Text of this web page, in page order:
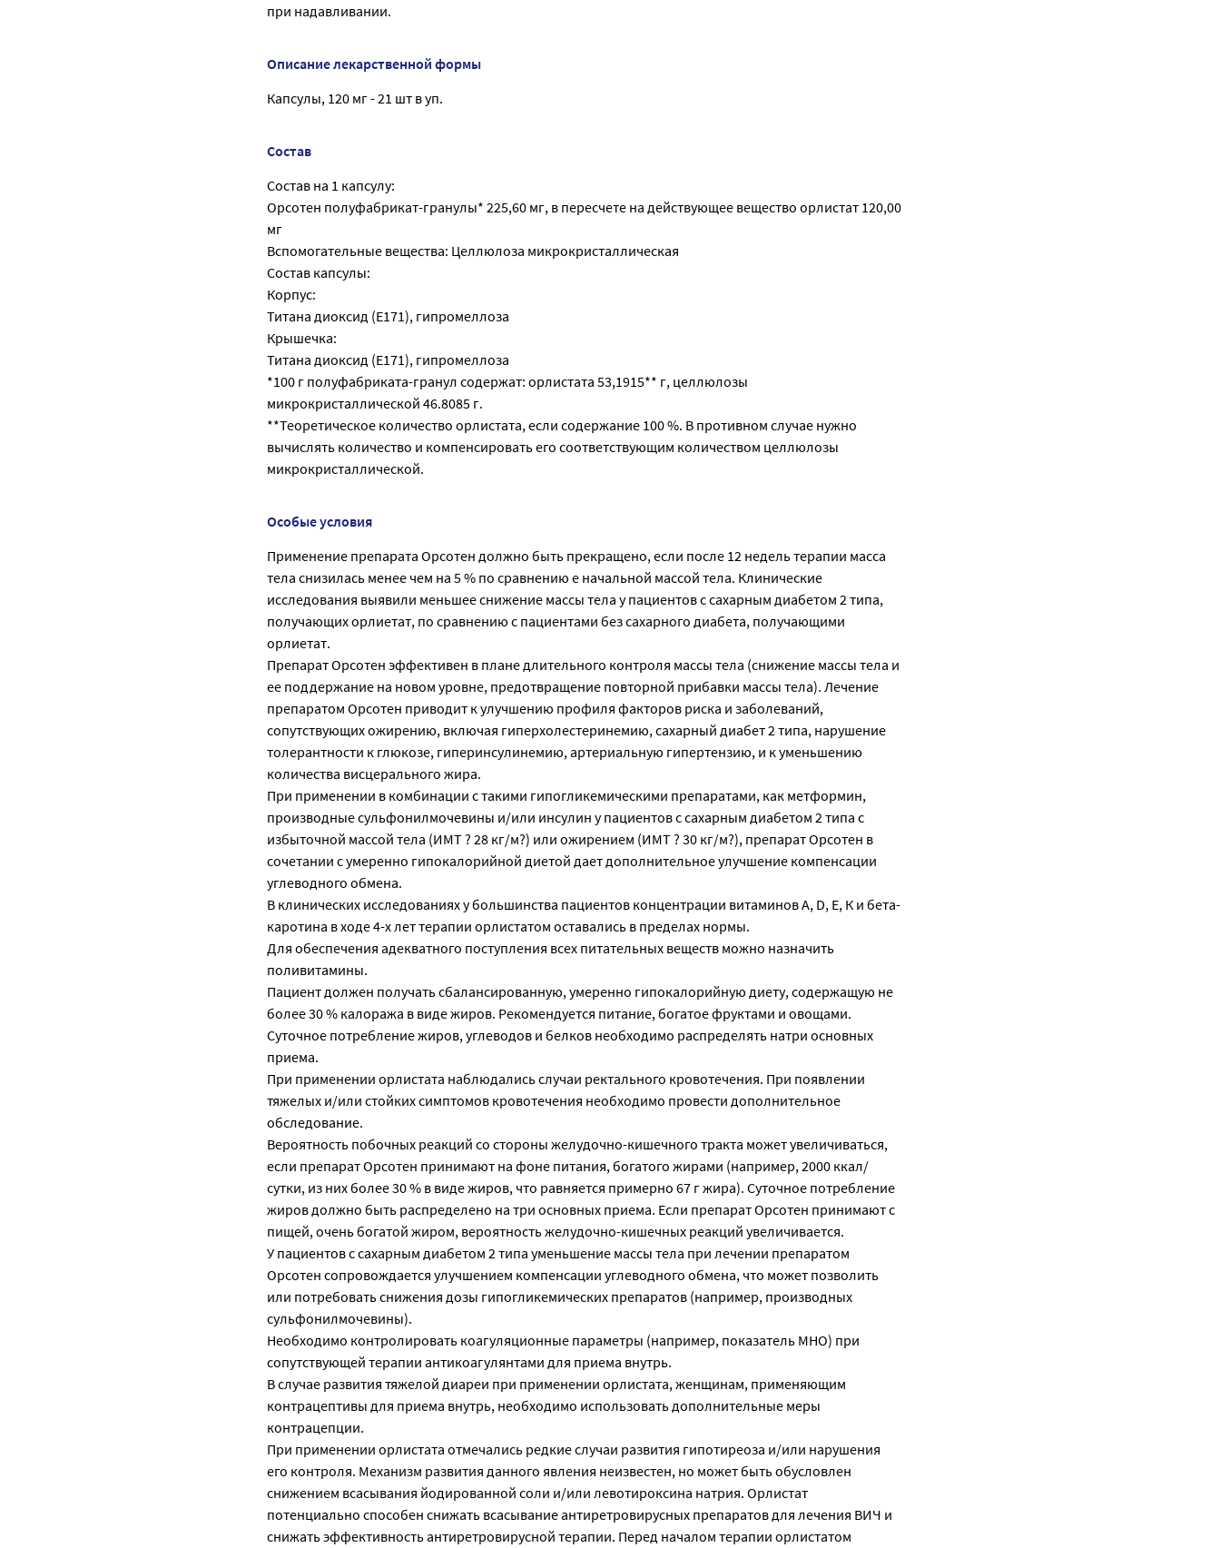
при надавливании.
Описание лекарственной формы
Капсулы, 120 мг - 21 шт в уп.
Состав
Состав на 1 капсулу:
Орсотен полуфабрикат-гранулы* 225,60 мг, в пересчете на действующее вещество орлистат 120,00
мг
Вспомогательные вещества: Целлюлоза микрокристаллическая
Состав капсулы:
Корпус:
Титана диоксид (Е171), гипромеллоза
Крышечка:
Титана диоксид (Е171), гипромеллоза
*100 г полуфабриката-гранул содержат: орлистата 53,1915** г, целлюлозы
микрокристаллической 46.8085 г.
**Теоретическое количество орлистата, если содержание 100 %. В противном случае нужно
вычислять количество и компенсировать его соответствующим количеством целлюлозы
микрокристаллической.
Особые условия
Применение препарата Орсотен должно быть прекращено, если после 12 недель терапии масса
тела снизилась менее чем на 5 % по сравнению е начальной массой тела. Клинические
исследования выявили меньшее снижение массы тела у пациентов с сахарным диабетом 2 типа,
получающих орлиетат, по сравнению с пациентами без сахарного диабета, получающими
орлиетат.
Препарат Орсотен эффективен в плане длительного контроля массы тела (снижение массы тела и
ее поддержание на новом уровне, предотвращение повторной прибавки массы тела). Лечение
препаратом Орсотен приводит к улучшению профиля факторов риска и заболеваний,
сопутствующих ожирению, включая гиперхолестеринемию, сахарный диабет 2 типа, нарушение
толерантности к глюкозе, гиперинсулинемию, артериальную гипертензию, и к уменьшению
количества висцерального жира.
При применении в комбинации с такими гипогликемическими препаратами, как метформин,
производные сульфонилмочевины и/или инсулин у пациентов с сахарным диабетом 2 типа с
избыточной массой тела (ИМТ ? 28 кг/м?) или ожирением (ИМТ ? 30 кг/м?), препарат Орсотен в
сочетании с умеренно гипокалорийной диетой дает дополнительное улучшение компенсации
углеводного обмена.
В клинических исследованиях у большинства пациентов концентрации витаминов A, D, Е, К и бета-
каротина в ходе 4-х лет терапии орлистатом оставались в пределах нормы.
Для обеспечения адекватного поступления всех питательных веществ можно назначить
поливитамины.
Пациент должен получать сбалансированную, умеренно гипокалорийную диету, содержащую не
более 30 % калоража в виде жиров. Рекомендуется питание, богатое фруктами и овощами.
Суточное потребление жиров, углеводов и белков необходимо распределять натри основных
приема.
При применении орлистата наблюдались случаи ректального кровотечения. При появлении
тяжелых и/или стойких симптомов кровотечения необходимо провести дополнительное
обследование.
Вероятность побочных реакций со стороны желудочно-кишечного тракта может увеличиваться,
если препарат Орсотен принимают на фоне питания, богатого жирами (например, 2000 ккал/
сутки, из них более 30 % в виде жиров, что равняется примерно 67 г жира). Суточное потребление
жиров должно быть распределено на три основных приема. Если препарат Орсотен принимают с
пищей, очень богатой жиром, вероятность желудочно-кишечных реакций увеличивается.
У пациентов с сахарным диабетом 2 типа уменьшение массы тела при лечении препаратом
Орсотен сопровождается улучшением компенсации углеводного обмена, что может позволить
или потребовать снижения дозы гипогликемических препаратов (например, производных
сульфонилмочевины).
Необходимо контролировать коагуляционные параметры (например, показатель MНО) при
сопутствующей терапии антикоагулянтами для приема внутрь.
В случае развития тяжелой диареи при применении орлистата, женщинам, применяющим
контрацептивы для приема внутрь, необходимо использовать дополнительные меры
контрацепции.
При применении орлистата отмечались редкие случаи развития гипотиреоза и/или нарушения
его контроля. Механизм развития данного явления неизвестен, но может быть обусловлен
снижением всасывания йодированной соли и/или левотироксина натрия. Орлистат
потенциально способен снижать всасывание антиретровирусных препаратов для лечения ВИЧ и
снижать эффективность антиретровирусной терапии. Перед началом терапии орлистатом